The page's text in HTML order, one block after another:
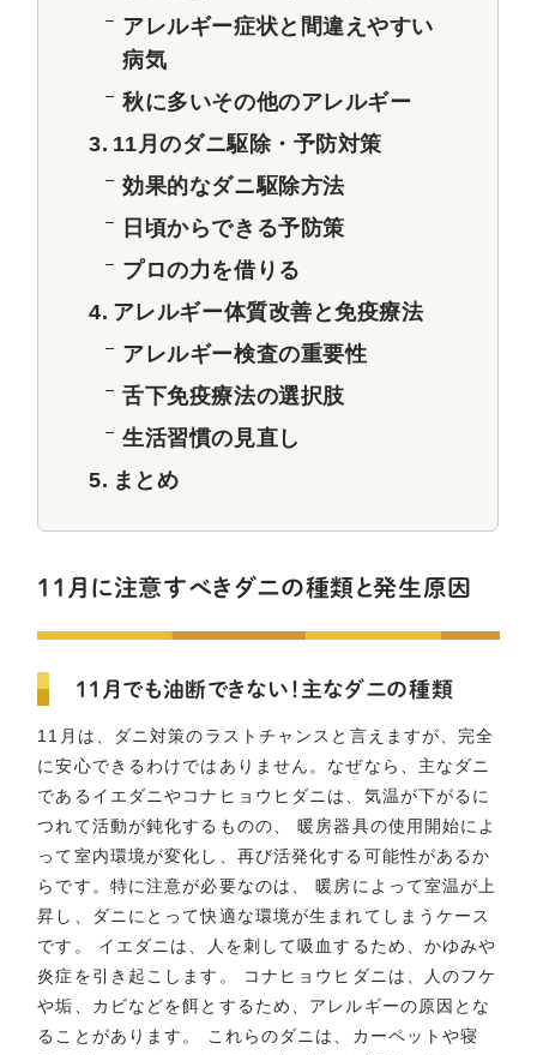
アレルギー症状と間違えやすい
病気
秋に多いその他のアレルギー
11月のダニ駆除・予防対策
効果的なダニ駆除方法
日頃からできる予防策
プロの力を借りる
アレルギー体質改善と免疫療法
アレルギー検査の重要性
舌下免疫療法の選択肢
生活習慣の見直し
まとめ
11月に注意すべきダニの種類と発生原因
11月でも油断できない！主なダニの種類
11月は、ダニ対策のラストチャンスと言えますが、完全
に安心できるわけではありません。なぜなら、主なダニ
であるイエダニやコナヒョウヒダニは、気温が下がるに
つれて活動が鈍化するものの、 暖房器具の使用開始によ
って室内環境が変化し、再び活発化する可能性があるか
らです。特に注意が必要なのは、 暖房によって室温が上
昇し、ダニにとって快適な環境が生まれてしまうケース
です。 イエダニは、人を刺して吸血するため、かゆみや
炎症を引き起こします。 コナヒョウヒダニは、人のフケ
や垢、カビなどを餌とするため、アレルギーの原因とな
ることがあります。 これらのダニは、カーペットや寝